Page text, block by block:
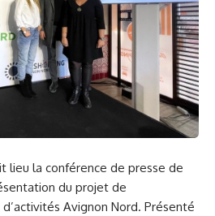
lieu la conférence de presse de
du projet de
Avignon Nord. Présenté